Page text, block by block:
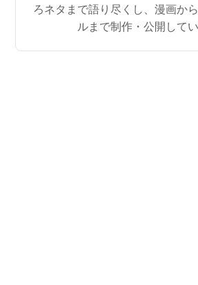
ろネタまで語り尽くし、漫画か
ルまで制作・公開してい